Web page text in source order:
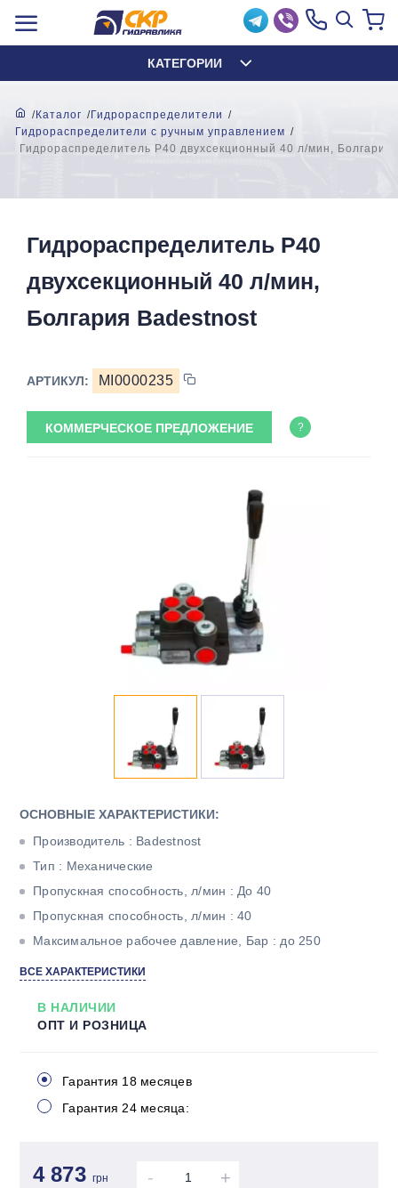
КАТЕГОРИИ
Каталог
Гидрораспределители
Гидрораспределители с ручным управлением
Гидрораспределитель Р40 двухсекционный 40 л/мин, Болгария
Гидрораспределитель Р40
двухсекционный 40 л/мин,
Болгария Badestnost
АРТИКУЛ: MI0000235
КОММЕРЧЕСКОЕ ПРЕДЛОЖЕНИЕ ?
ОСНОВНЫЕ ХАРАКТЕРИСТИКИ:
Производитель : Badestnost
Тип : Механические
Пропускная способность, л/мин : До 40
Пропускная способность, л/мин : 40
Максимальное рабочее давление, Бар : до 250
Тип корпуса : Моноблочный
ВСЕ ХАРАКТЕРИСТИКИ
В НАЛИЧИИ
ОПТ И РОЗНИЦА
Гарантия 18 месяцев
Гарантия 24 месяца:
4 873 грн - +